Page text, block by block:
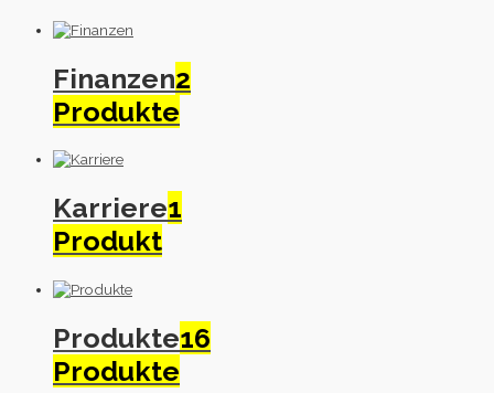
Finanzen2
Produkte
Karriere1
Produkt
Produkte16
Produkte